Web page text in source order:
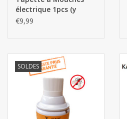
électrique 1pcs (y
compris 2 piles AA)
€9,99
SOLDES